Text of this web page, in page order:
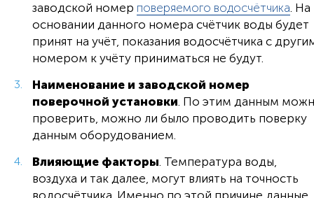
заводской номер поверяемого водосчётчика. На
основании данного номера счётчик воды будет
принят на учёт, показания водосчётчика с
номером к учёту приниматься не будут.
Наименование и заводской номер
поверочной установки. По этим данным
проверить, можно ли было проводить поверку
данным оборудованием.
Влияющие факторы. Температура воды,
воздуха и так далее, могут влиять на точность
водосчётчика. Именно по этой причине данные